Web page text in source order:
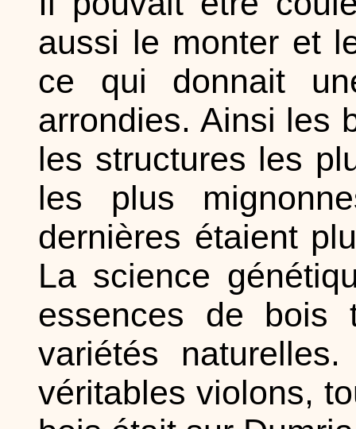
aussi le monter et
ce qui donnait
arrondies. Ainsi les
les structures les
les plus
dernières étaient
La science
essences de bois
variétés
véritables violons,